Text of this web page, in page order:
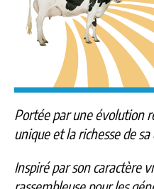
Portée par une évolution
unique et la richesse de
Inspiré par son caractère